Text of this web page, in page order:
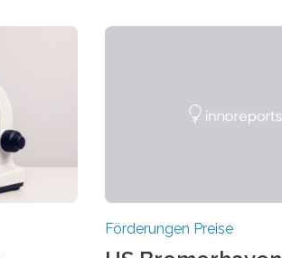
Förderungen Preise